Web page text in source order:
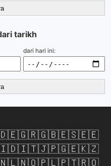
tarikh
dari hari ini:
🇬🇷🇬🇧🇪🇸🇪🇪
🇮🇹🇯🇵🇬🇪🇰🇿
🇳🇴🇵🇱🇵🇹🇷🇴